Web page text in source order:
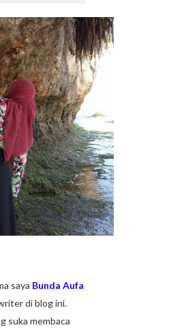
saya Bunda Aufa
di blog ini.
suka membaca